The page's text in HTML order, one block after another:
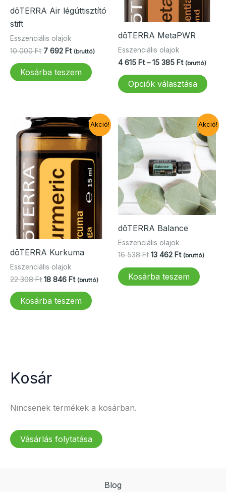
dōTERRA Air légúttisztító
stift
Esszenciális olajok
10 000Ft Original
was:
10
7 692 FtCurrent
7
(bruttó)
Kosárba teszem
dōTERRA MetaPWR
Esszenciális olajok
4 615 Ft – 15 385 FtÁrtartomány:
615 Ft
-
(bruttó)
Opciók választása
a
több
van.
A
Akció!
dōTERRA Kurkuma
Esszenciális olajok
22 308Ft Original
was:
22
18 846 FtCurrent
18
(bruttó)
Kosárba teszem
Akció!
dōTERRA Balance
Esszenciális olajok
16 538Ft Original
was:
16
13 462 FtCurrent
13
(bruttó)
Kosárba teszem
Kosár
Nincsenek termékek a kosárban.
Vásárlás folytatása
Blog